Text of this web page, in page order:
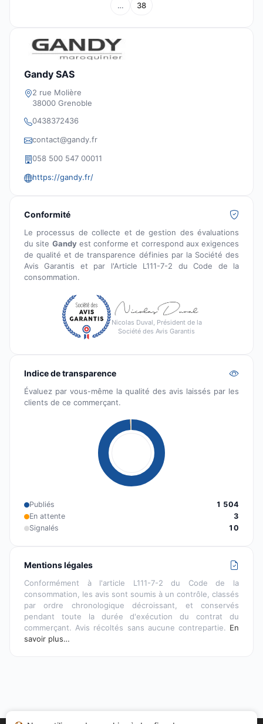
… 38
Gandy SAS
2 rue Molière
38000 Grenoble
0438372436
contact@gandy.fr
058 500 547 00011
https://gandy.fr/
Conformité
Le processus de collecte et de gestion des évaluations
du site Gandyest conforme et correspond aux exigences
de qualité et de transparence définies par la Société des
Avis Garantis et par l'Article L111-7-2 du Code de la
consommation.
Nicolas Duval, Président de la
Société des Avis Garantis
Indice de transparence
Évaluez par vous-même la qualité des avis laissés par les
clients de ce commerçant.
Publiés
1 504
En attente
3
Signalés
10
Mentions légales
Conformément à l'article L111-7-2 du Code de la
consommation, les avis sont soumis à un contrôle, classés
par ordre chronologique décroissant, et conservés
pendant toute la durée d'exécution du contrat du
commerçant. Avis récoltés sans aucune contrepartie. En
savoir plus…